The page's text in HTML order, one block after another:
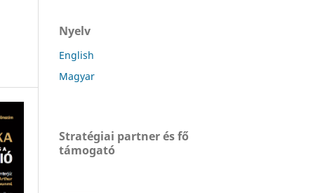
Nyelv
English
Magyar
Stratégiai partner és fő
támogató